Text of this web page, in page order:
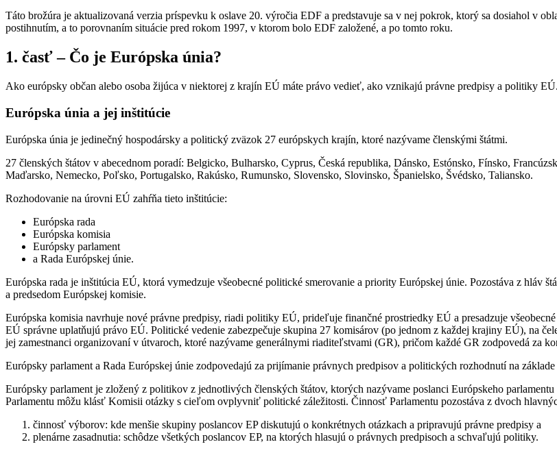
Táto brožúra je aktualizovaná verzia príspevku k oslave 20. výročia EDF a predstavuje sa v nej pokrok, ktorý sa dosiahol v
postihnutím, a to porovnaním situácie pred rokom 1997, v ktorom bolo EDF založené, a po tomto roku.
1. časť – Čo je Európska únia?
Ako európsky občan alebo osoba žijúca v niektorej z krajín EÚ máte právo vedieť, ako vznikajú právne predpisy a politiky
Európska únia a jej inštitúcie
Európska únia je jedinečný hospodársky a politický zväzok 27 európskych krajín, ktoré nazývame členskými štátmi.
27 členských štátov v abecednom poradí: Belgicko, Bulharsko, Cyprus, Česká republika, Dánsko, Estónsko, Fínsko,
Maďarsko, Nemecko, Poľsko, Portugalsko, Rakúsko, Rumunsko, Slovensko, Slovinsko, Španielsko, Švédsko, Taliansko.
Rozhodovanie na úrovni EÚ zahŕňa tieto inštitúcie:
Európska rada
Európska komisia
Európsky parlament
a Rada Európskej únie.
Európska rada je inštitúcia EÚ, ktorá vymedzuje všeobecné politické smerovanie a priority Európskej únie. Pozostáva z hláv
a predsedom Európskej komisie.
Európska komisia navrhuje nové právne predpisy, riadi politiky EÚ, prideľuje finančné prostriedky EÚ a presadzuje
EÚ správne uplatňujú právo EÚ. Politické vedenie zabezpečuje skupina 27 komisárov (po jednom z každej krajiny EÚ), na
jej zamestnanci organizovaní v útvaroch, ktoré nazývame generálnymi riaditeľstvami (GR), pričom každé GR zodpovedá za
Európsky parlament a Rada Európskej únie zodpovedajú za prijímanie právnych predpisov a politických rozhodnutí na
Európsky parlament je zložený z politikov z jednotlivých členských štátov, ktorých nazývame poslanci Európskeho
Parlamentu môžu klásť Komisii otázky s cieľom ovplyvniť politické záležitosti. Činnosť Parlamentu pozostáva z dvoch
činnosť výborov: kde menšie skupiny poslancov EP diskutujú o konkrétnych otázkach a pripravujú právne predpisy a
plenárne zasadnutia: schôdze všetkých poslancov EP, na ktorých hlasujú o právnych predpisoch a schvaľujú politiky.